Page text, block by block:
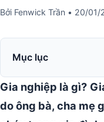
Bởi Fenwick Trần • 20/01/
Mục lục
Gia nghiệp là gì?
do ông bà, cha mẹ